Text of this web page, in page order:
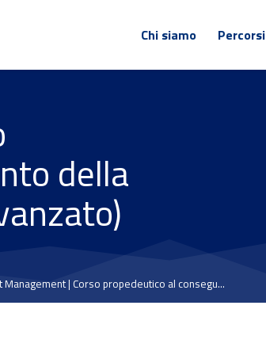
Chi siamo
Percorsi
della
Management | Corso propedeutico al consegu...